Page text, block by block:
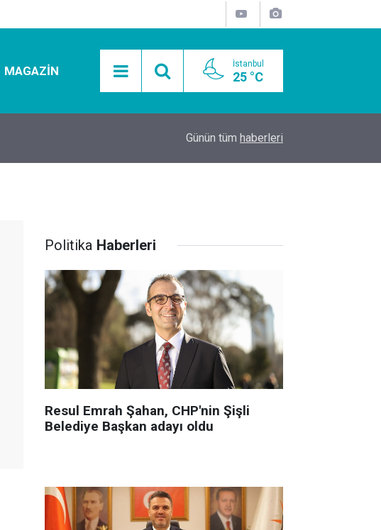
MAGAZIN İstanbul
25 °C
Mobil Araçlarla Hayır Lokması Dağıtımının
Günün tüm haberleri
Politika Haberleri
Resul Emrah Şahan, CHP'nin Şişli
Belediye Başkan adayı oldu